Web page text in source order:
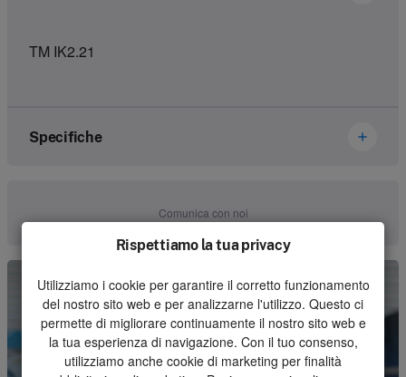
TM IK2.21
Specifiche
Numero dell'articolo
3302483
Unità
Pezzo
Quantità minima d'ordine
1
Comunica con noi
Rispettiamo la tua privacy
Utilizziamo i cookie per garantire il corretto funzionamento
del nostro sito web e per analizzarne l'utilizzo. Questo ci
permette di migliorare continuamente il nostro sito web e
la tua esperienza di navigazione. Con il tuo consenso,
utilizziamo anche cookie di marketing per finalità